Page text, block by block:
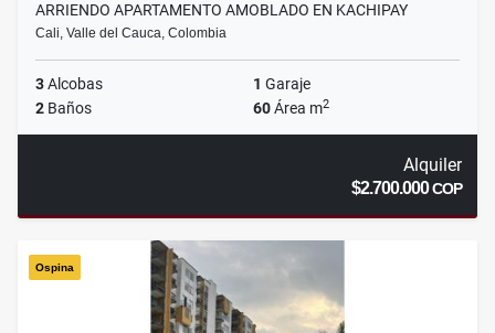
ARRIENDO APARTAMENTO AMOBLADO EN KACHIPAY
Cali, Valle del Cauca, Colombia
3Alcobas 1 Garaje
2 Baños 60Área m2
Alquiler
$2.700.000COP
Ospina